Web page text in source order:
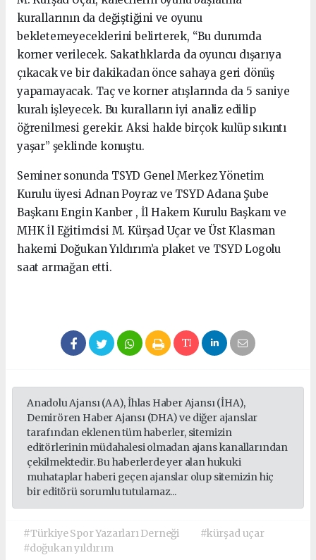
kurallarının da değiştiğini ve oyunu
bekletemeyeceklerini belirterek, “Bu durumda
korner verilecek. Sakatlıklarda da oyuncu dışarıya
çıkacak ve bir dakikadan önce sahaya geri dönüş
yapamayacak. Taç ve korner atışlarında da 5 saniye
kuralı işleyecek. Bu kuralların iyi analiz edilip
öğrenilmesi gerekir. Aksi halde birçok kulüp sıkıntı
yaşar” şeklinde konuştu.
Seminer sonunda TSYD Genel Merkez Yönetim
Kurulu üyesi Adnan Poyraz ve TSYD Adana Şube
Başkanı Engin Kanber , İl Hakem Kurulu Başkanı ve
MHK İl Eğitimcisi M. Kürşad Uçar ve Üst Klasman
hakemi Doğukan Yıldırım’a plaket ve TSYD Logolu
saat armağan etti.
Anadolu Ajansı (AA), İhlas Haber Ajansı (İHA),
Demirören Haber Ajansı (DHA) ve diğer ajanslar
tarafından eklenen tüm haberler, sitemizin
editörlerinin müdahalesi olmadan ajans kanallarından
çekilmektedir. Bu haberlerde yer alan hukuki
muhataplar haberi geçen ajanslar olup sitemizin hiç
bir editörü sorumlu tutulamaz...
#Türkiye Spor Yazarları Derneği
#kürşad uçar
#doğukan yıldırım